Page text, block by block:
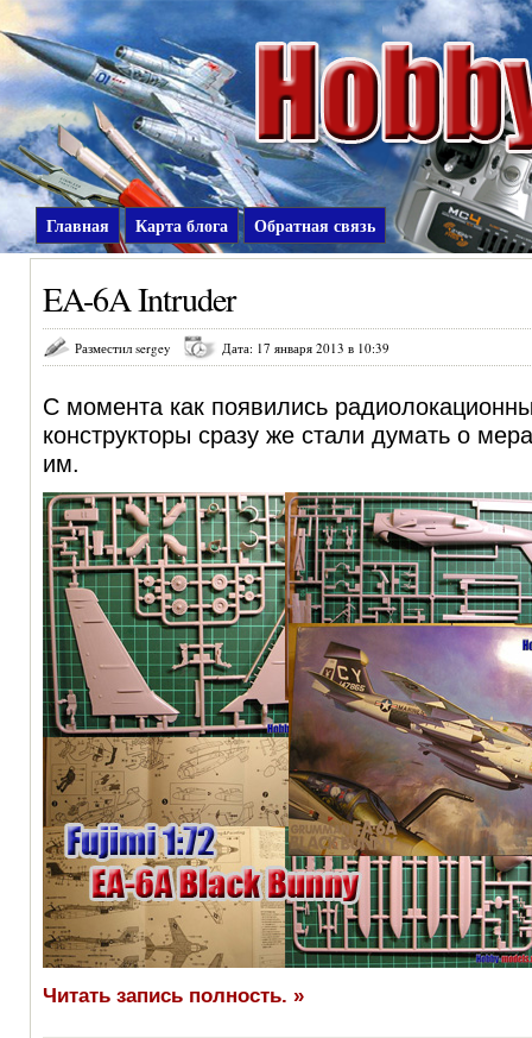
Главная Карта блога Обратная связь
EA-6A Intruder
Разместил sergey Дата: 17 января 2013 в 10:39
С момента как появились
конструкторы сразу же стали думать о
им.
Читать запись полность. »